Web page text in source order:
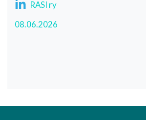
RASI ry
08.06.2026